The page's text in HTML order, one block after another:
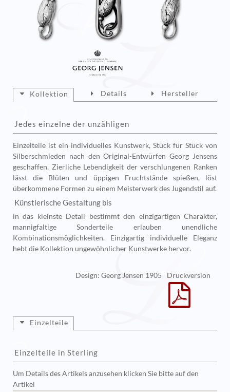
Kollektion
Jedes einzelne der unzähligen
Einzelteile ist ein individuelles Kunstwerk, Stück für Stück von
Silberschmieden nach den Original-Entwürfen Georg Jensens
geschaffen. Zierliche Lebendigkeit der verschlungenen Ranken
lässt die Blüten und üppigen Fruchtstände spießen, löst
überkommene Formen zu einem Meisterwerk des Jugendstil auf.
Künstlerische Gestaltung bis
in das kleinste Detail bestimmt den einzigartigen Charakter,
mannigfaltige Sonderteile erlauben unendliche
Kombinationsmöglichkeiten. Einzigartig individuelle Eleganz
hebt die Kollektion ungewöhnlicher Kunstwerke hervor.
Details Hersteller
Design: Georg Jensen 1905 Druckversion
Einzelteile
Einzelteile in Sterling
Um Details des Artikels anzusehen klicken Sie bitte auf den
Artikel